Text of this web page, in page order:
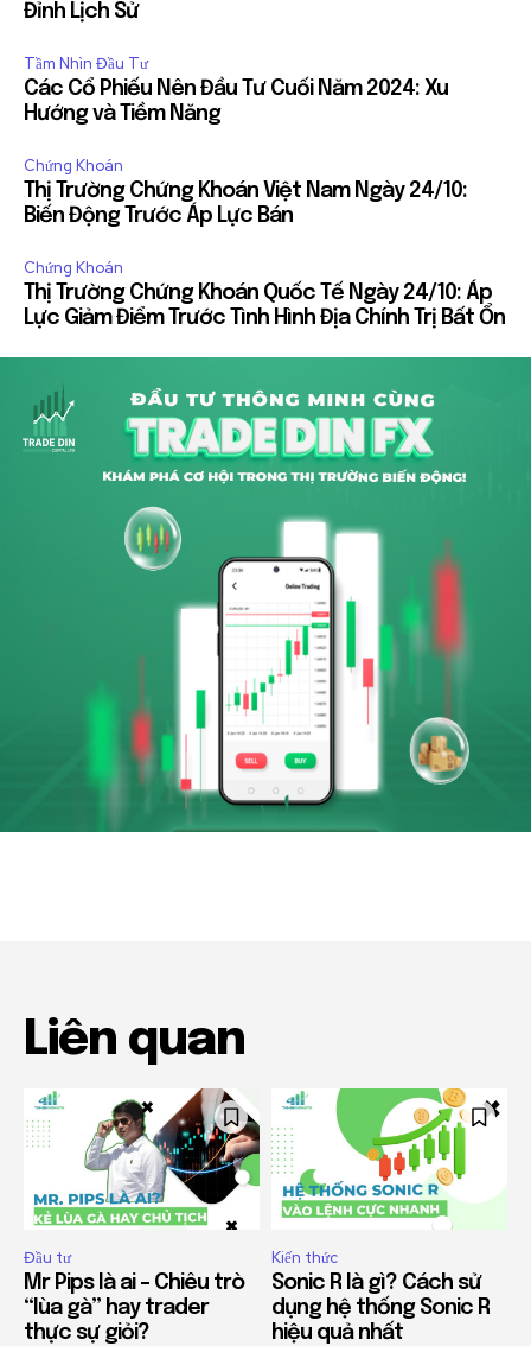
Đỉnh Lịch Sử
Tầm Nhìn Đầu Tư
Các Cổ Phiếu Nên Đầu Tư Cuối Năm 2024: Xu
Hướng và Tiềm Năng
Chứng Khoán
Thị Trường Chứng Khoán Việt Nam Ngày 24/10:
Biến Động Trước Áp Lực Bán
Chứng Khoán
Thị Trường Chứng Khoán Quốc Tế Ngày 24/10: Áp
Lực Giảm Điểm Trước Tình Hình Địa Chính Trị Bất Ổn
Liên quan
Đầu tư
Mr Pips là ai – Chiêu trò
“lùa gà” hay trader
thực sự giỏi?
Kiến thức
Sonic R là gì? Cách sử
dụng hệ thống Sonic R
hiệu quả nhất